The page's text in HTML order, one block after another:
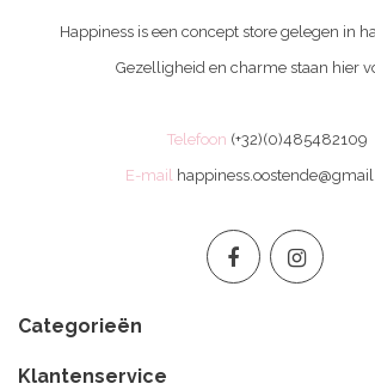
Happiness is een concept store gelegen in
Gezelligheid en charme staan hier
Telefoon (+32)(0)485482109
E-mail
Categorieën
Klantenservice